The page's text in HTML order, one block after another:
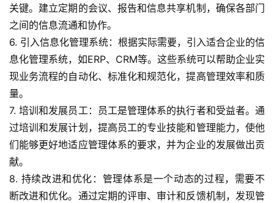
财
经
商
业
I
科
技
经
济
关键。建立定期的会议、报告和信息共享机制，确保各部门
之间的信息流通和协作。
6. 引入信息化管理系统：根据实际需要，引入适合企业的信
息化管理系统，如ERP、CRM等。这些系统可以帮助企业实
现业务流程的自动化、标准化和规范化，提高管理效率和质
量。
7. 培训和发展员工：员工是管理体系的执行者和受益者。通
过培训和发展计划，提高员工的专业技能和管理能力，使他
们能够更好地适应管理体系的要求，并为企业的发展做出贡
献。
8. 持续改进和优化：管理体系是一个动态的过程，需要不
断改进和优化。通过定期的评审、审计和反馈机制，发现管